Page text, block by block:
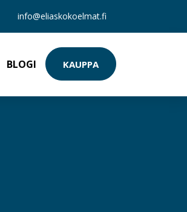
info@eliaskokoelmat.fi
BLOGI KAUPPA